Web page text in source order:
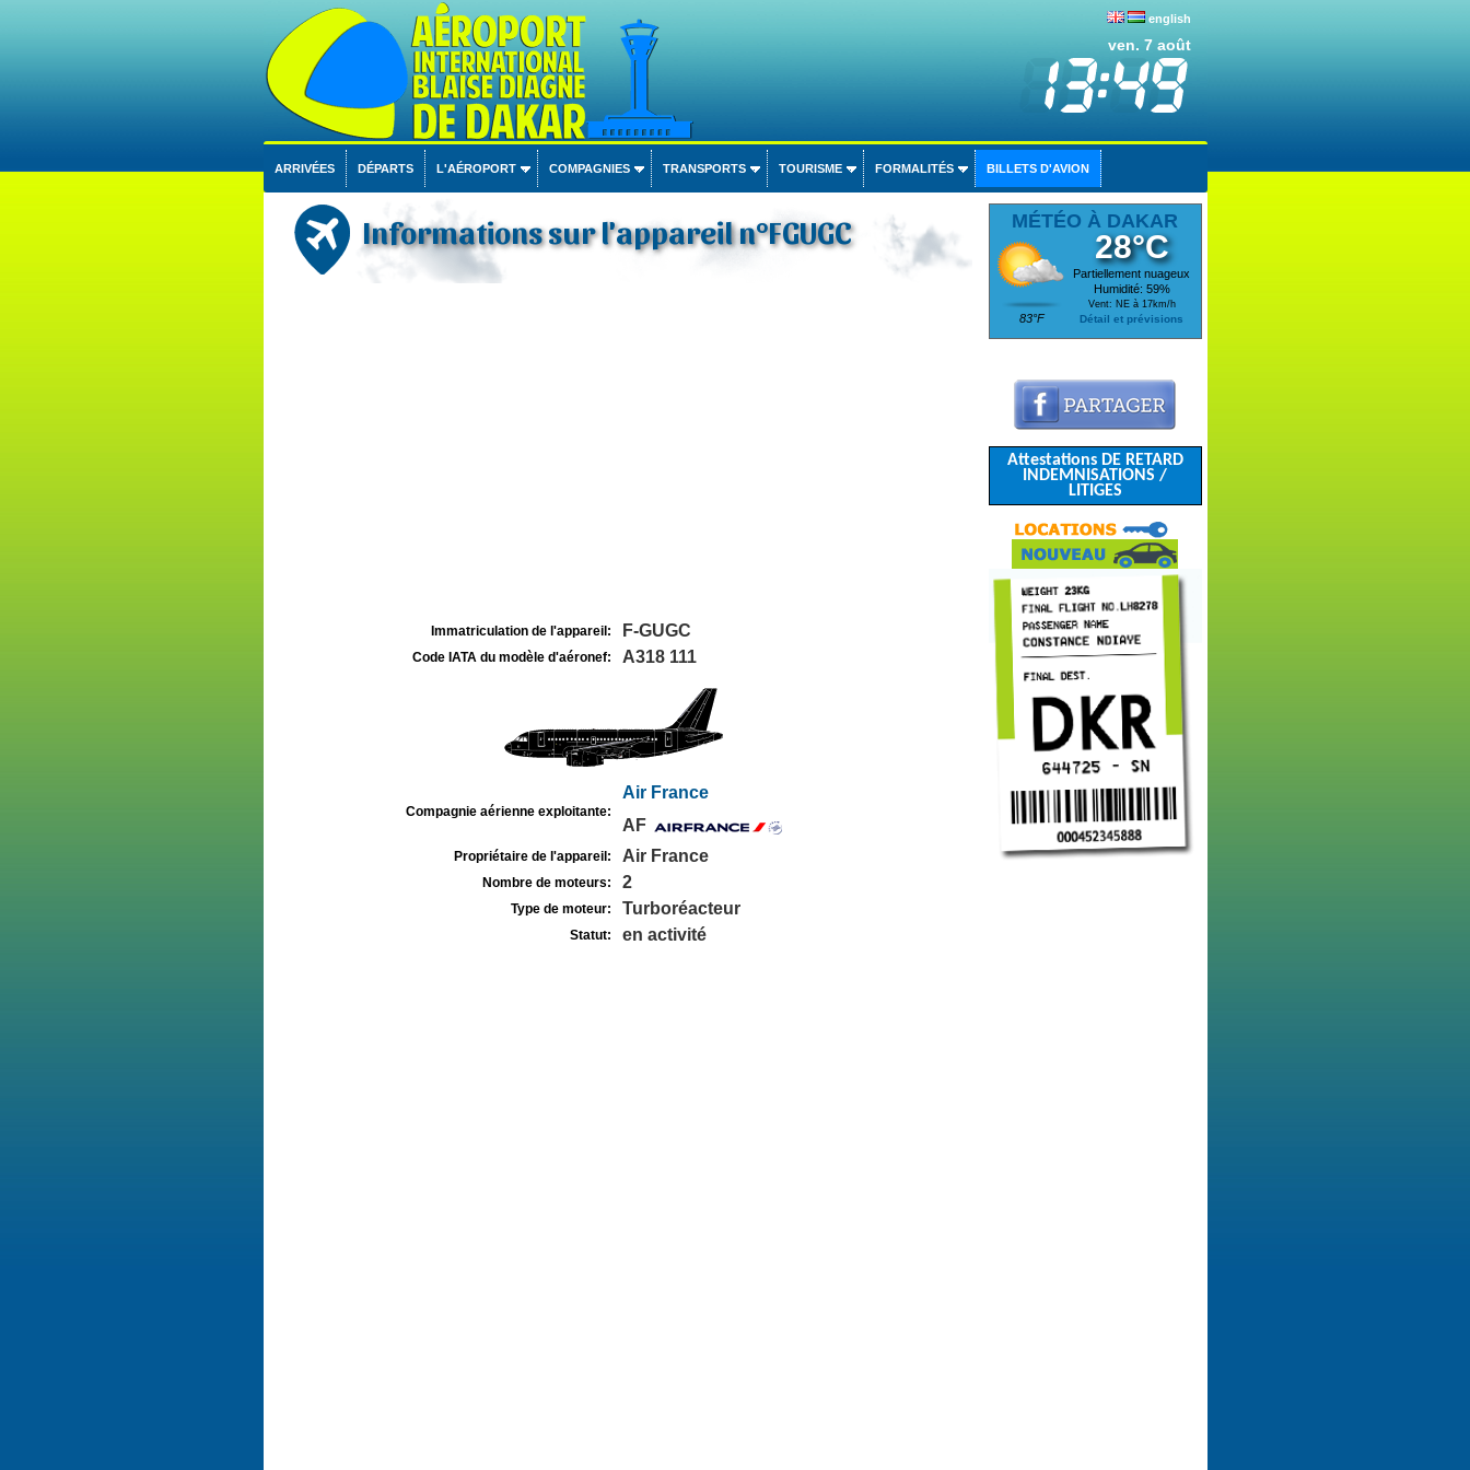
english
ven. 7 août
ARRIVÉES DÉPARTS L'AÉROPORT COMPAGNIES TRANSPORTS TOURISME FORMALITÉS BILLETS D'AVION
Informations sur l'appareil n°FGUGC
Immatriculation de l'appareil: F-GUGC
Code IATA du modèle d'aéronef: A318 111
Compagnie aérienne exploitante:
Air France
AF
Propriétaire de l'appareil: Air France
Nombre de moteurs: 2
Type de moteur: Turboréacteur
Statut: en activité
MÉTÉO À DAKAR
83°F
28°C
Partiellement nuageux
Humidité: 59%
Vent: NE à 17km/h
Détail et prévisions
Attestations DE RETARD
INDEMNISATIONS /
LITIGES